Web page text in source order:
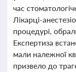
час
Лікарці-
процедурі,
Експертиза
мали належної
призвело до